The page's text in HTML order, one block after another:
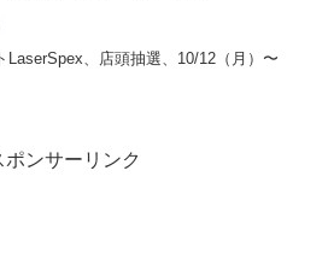
LaserSpex、店頭抽選、10/12（月）〜
ポンサーリンク